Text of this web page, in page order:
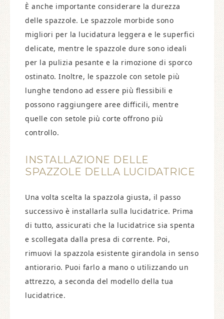
È anche importante considerare la durezza
delle spazzole. Le spazzole morbide sono
migliori per la lucidatura leggera e le superfici
delicate, mentre le spazzole dure sono ideali
per la pulizia pesante e la rimozione di sporco
ostinato. Inoltre, le spazzole con setole più
lunghe tendono ad essere più flessibili e
possono raggiungere aree difficili, mentre
quelle con setole più corte offrono più
controllo.
INSTALLAZIONE DELLE
SPAZZOLE DELLA LUCIDATRICE
Una volta scelta la spazzola giusta, il passo
successivo è installarla sulla lucidatrice. Prima
di tutto, assicurati che la lucidatrice sia spenta
e scollegata dalla presa di corrente. Poi,
rimuovi la spazzola esistente girandola in senso
antiorario. Puoi farlo a mano o utilizzando un
attrezzo, a seconda del modello della tua
lucidatrice.